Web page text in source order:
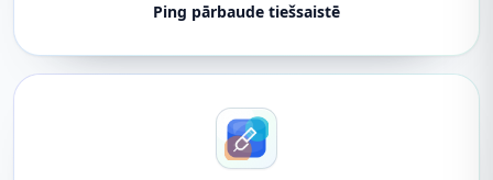
Ping pārbaude tiešsaistē